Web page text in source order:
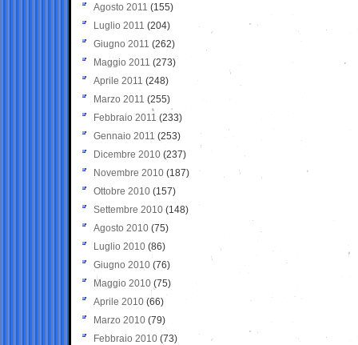
Agosto 2011 (155)
Luglio 2011 (204)
Giugno 2011 (262)
Maggio 2011 (273)
Aprile 2011 (248)
Marzo 2011 (255)
Febbraio 2011 (233)
Gennaio 2011 (253)
Dicembre 2010 (237)
Novembre 2010 (187)
Ottobre 2010 (157)
Settembre 2010 (148)
Agosto 2010 (75)
Luglio 2010 (86)
Giugno 2010 (76)
Maggio 2010 (75)
Aprile 2010 (66)
Marzo 2010 (79)
Febbraio 2010 (73)